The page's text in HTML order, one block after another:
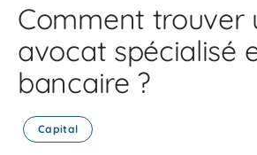
Comment trouver
avocat spécialisé
bancaire ?
Capital